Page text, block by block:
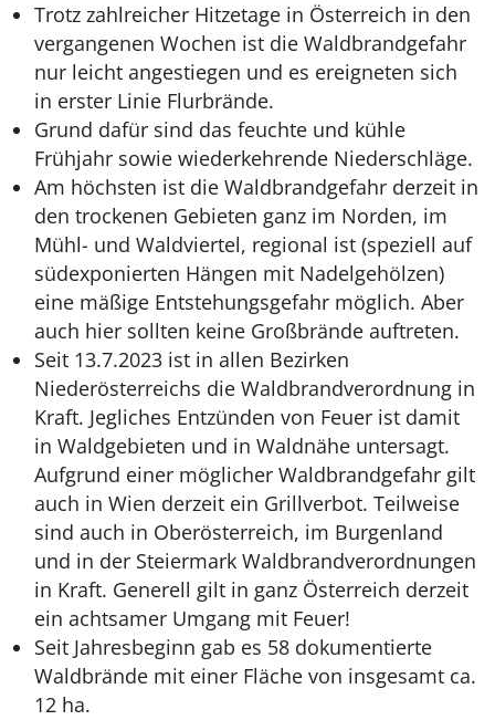
Trotz zahlreicher Hitzetage in Österreich in den
vergangenen Wochen ist die Waldbrandgefahr
nur leicht angestiegen und es ereigneten sich
in erster Linie Flurbrände.
Grund dafür sind das feuchte und kühle
Frühjahr sowie wiederkehrende Niederschläge.
Am höchsten ist die Waldbrandgefahr derzeit in
den trockenen Gebieten ganz im Norden, im
Mühl- und Waldviertel, regional ist (speziell auf
südexponierten Hängen mit Nadelgehölzen)
eine mäßige Entstehungsgefahr möglich. Aber
auch hier sollten keine Großbrände auftreten.
Seit 13.7.2023 ist in allen Bezirken
Niederösterreichs die Waldbrandverordnung in
Kraft. Jegliches Entzünden von Feuer ist damit
in Waldgebieten und in Waldnähe untersagt.
Aufgrund einer möglicher Waldbrandgefahr gilt
auch in Wien derzeit ein Grillverbot. Teilweise
sind auch in Oberösterreich, im Burgenland
und in der Steiermark Waldbrandverordnungen
in Kraft. Generell gilt in ganz Österreich derzeit
ein achtsamer Umgang mit Feuer!
Seit Jahresbeginn gab es 58 dokumentierte
Waldbrände mit einer Fläche von insgesamt ca.
12 ha.